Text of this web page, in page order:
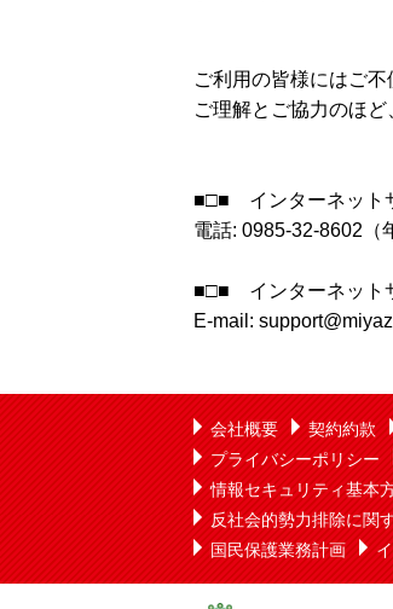
ご利用の皆様にはご不
ご理解とご協力のほど
■□■ インターネット
電話: 0985-32-8602（
■□■ インターネット
E-mail:
会社概要 契約約款
プライバシーポリシー
情報セキュリティ基本
反社会的勢力排除に関
国民保護業務計画